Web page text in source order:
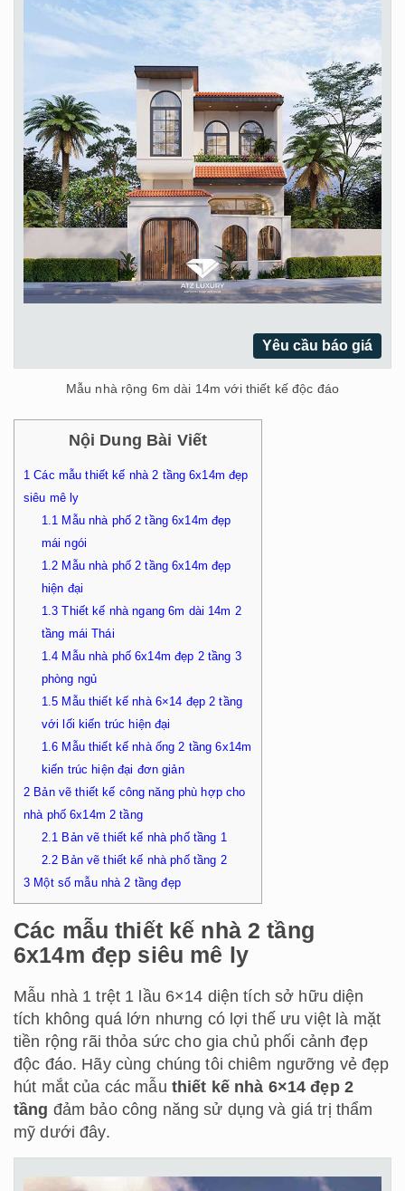
Yêu cầu báo giá
Mẫu nhà rộng 6m dài 14m với thiết kế độc đáo
Nội Dung Bài Viết
1 Các mẫu thiết kế nhà 2 tầng 6x14m đẹp
siêu mê ly
1.1 Mẫu nhà phố 2 tầng 6x14m đẹp
mái ngói
1.2 Mẫu nhà phố 2 tầng 6x14m đẹp
hiện đại
1.3 Thiết kế nhà ngang 6m dài 14m 2
tầng mái Thái
1.4 Mẫu nhà phố 6x14m đẹp 2 tầng 3
phòng ngủ
1.5 Mẫu thiết kế nhà 6×14 đẹp 2 tầng
với lối kiến trúc hiện đại
1.6 Mẫu thiết kế nhà ống 2 tầng 6x14m
kiến trúc hiện đại đơn giản
2 Bản vẽ thiết kế công năng phù hợp cho
nhà phố 6x14m 2 tầng
2.1 Bản vẽ thiết kế nhà phố tầng 1
2.2 Bản vẽ thiết kế nhà phố tầng 2
3 Một số mẫu nhà 2 tầng đẹp
Các mẫu thiết kế nhà 2 tầng
6x14m đẹp siêu mê ly
Mẫu nhà 1 trệt 1 lầu 6×14 diện tích sở hữu diện
tích không quá lớn nhưng có lợi thế ưu việt là mặt
tiền rộng rãi thỏa sức cho gia chủ phối cảnh đẹp
độc đáo. Hãy cùng chúng tôi chiêm ngưỡng vẻ đẹp
hút mắt của các mẫu thiết kế nhà 6×14 đẹp 2
tầng đảm bảo công năng sử dụng và giá trị thẩm
mỹ dưới đây.